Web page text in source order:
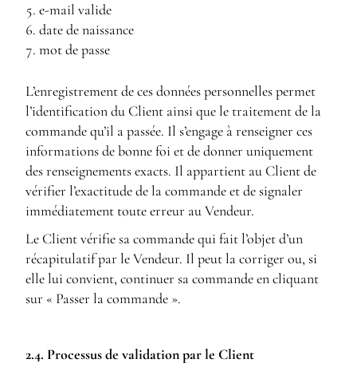
e-mail valide
date de naissance
mot de passe
L’enregistrement de ces données personnelles permet
l’identification du Client ainsi que le traitement de la
commande qu’il a passée. Il s’engage à renseigner ces
informations de bonne foi et de donner uniquement
des renseignements exacts. Il appartient au Client de
vérifier l’exactitude de la commande et de signaler
immédiatement toute erreur au Vendeur.
Le Client vérifie sa commande qui fait l’objet d’un
récapitulatif par le Vendeur. Il peut la corriger ou, si
elle lui convient, continuer sa commande en cliquant
sur « Passer la commande ».
2.4. Processus de validation par le Client